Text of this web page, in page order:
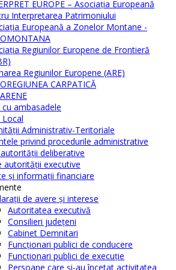
EUROPE – Asociația Europeană
Interpretarea Patrimoniului
Europeană a Zonelor Montane -
Regiunilor Europene de Frontieră
Regiunilor Europene (ARE)
CARPATICĂ
ambasadele
Administrativ-Teritoriale
privind procedurile administrative
deliberative
autorităţii executive
şi informaţii financiare
de avere şi interese
Autoritatea executivă
Consilieri judeţeni
Cabinet Demnitari
Funcţionari publici de conducere
Funcționari publici de execuție
Persoane care şi-au încetat activitatea